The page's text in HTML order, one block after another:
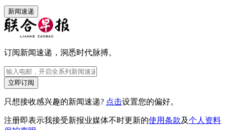
新闻速递
订阅新闻速递，洞悉时代脉搏。
立即订阅
只想接收感兴趣的新闻速递? 点击设置您的偏好。
注册即表示我接受新报业媒体不时更新的使用条款及个人资料